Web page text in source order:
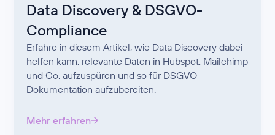
Data Discovery & DSGVO-
Compliance
Erfahre in diesem Artikel, wie Data Discovery dabei
helfen kann, relevante Daten in Hubspot, Mailchimp
und Co. aufzuspüren und so für DSGVO-
Dokumentation aufzubereiten.
Mehr erfahren